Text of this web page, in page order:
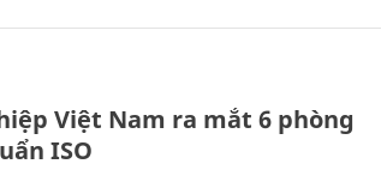
Việt Nam ra mắt 6 phòng
ISO